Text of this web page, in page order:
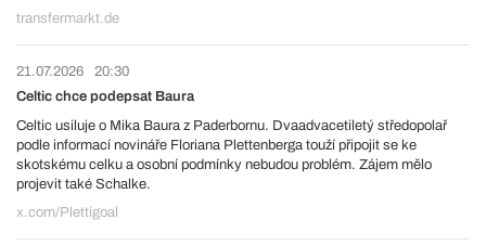
transfermarkt.de
21.07.2026
20:30
Celtic chce podepsat Baura
Celtic usiluje o Mika Baura z Paderbornu. Dvaadvacetiletý středopolař
podle informací novináře Floriana Plettenberga touží připojit se ke
skotskému celku a osobní podmínky nebudou problém. Zájem mělo
projevit také Schalke.
x.com/Plettigoal